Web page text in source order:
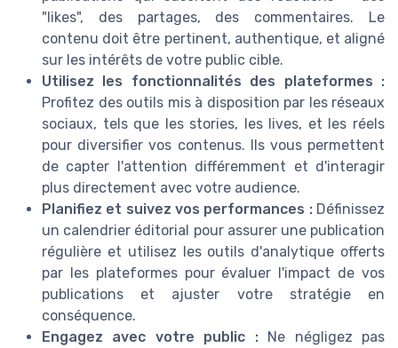
"likes", des partages, des commentaires. Le
contenu doit être pertinent, authentique, et aligné
sur les intérêts de votre public cible.
Utilisez les fonctionnalités des plateformes :
Profitez des outils mis à disposition par les réseaux
sociaux, tels que les stories, les lives, et les réels
pour diversifier vos contenus. Ils vous permettent
de capter l'attention différemment et d'interagir
plus directement avec votre audience.
Planifiez et suivez vos performances :Définissez
un calendrier éditorial pour assurer une publication
régulière et utilisez les outils d'analytique offerts
par les plateformes pour évaluer l'impact de vos
publications et ajuster votre stratégie en
conséquence.
Engagez avec votre public :Ne négligez pas